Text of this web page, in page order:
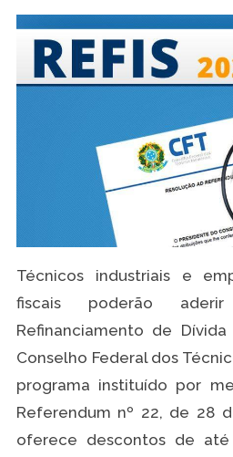
Técnicos industriais e
fiscais poderão
Refinanciamento de
Conselho Federal dos
programa instituído por
Referendum nº 22, de 28
oferece descontos de até